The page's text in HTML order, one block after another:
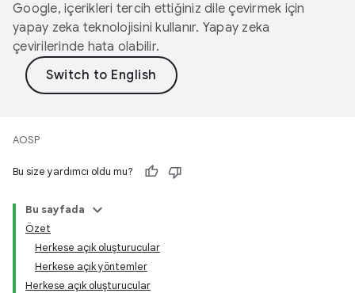
Google, içerikleri tercih ettiğiniz dile çevirmek için
yapay zeka teknolojisini kullanır. Yapay zeka
çevirilerinde hata olabilir.
AOSP
Bu size yardımcı oldu mu?
Bu sayfada
Özet
Herkese açık oluşturucular
Herkese açık yöntemler
Herkese açık oluşturucular